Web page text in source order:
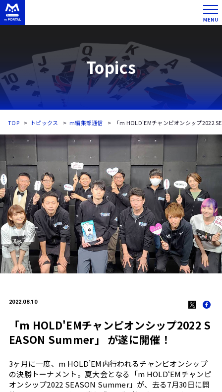
Topics
TOP トピックス m編集部通信 「m HOLD'EMチャンピオンシップ2022
2022.08.10
「m HOLD'EMチャンピオンシップ2022 S
EASON Summer」 が遂に開催！
3ヶ月に一度、m HOLD’EM内行われるチャンピオンシップ
の決勝トーナメント。夏大会となる「m HOLD‘EMチャンピ
オンシップ2022 SEASON Summer」が、去る7月30日に開